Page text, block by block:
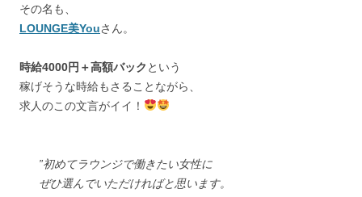
その名も、
LOUNGE美Youさん。
時給4000円＋高額バック という
稼げそうな時給もさることながら、
求人のこの文言がイイ！
”初めてラウンジで働きたい女性に
ぜひ選んでいただければと思います。